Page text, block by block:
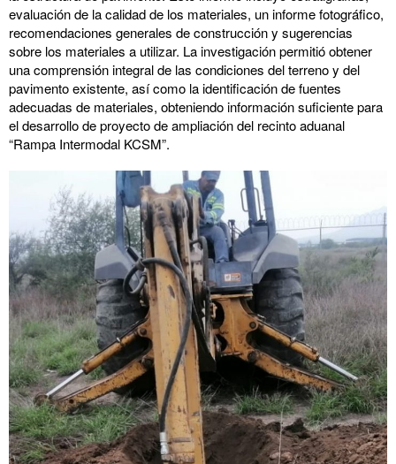
evaluación de la calidad de los materiales, un informe fotográfico,
recomendaciones generales de construcción y sugerencias
sobre los materiales a utilizar. La investigación permitió obtener
una comprensión integral de las condiciones del terreno y del
pavimento existente, así como la identificación de fuentes
adecuadas de materiales, obteniendo información suficiente para
el desarrollo de proyecto de ampliación del recinto aduanal
“Rampa Intermodal KCSM”.